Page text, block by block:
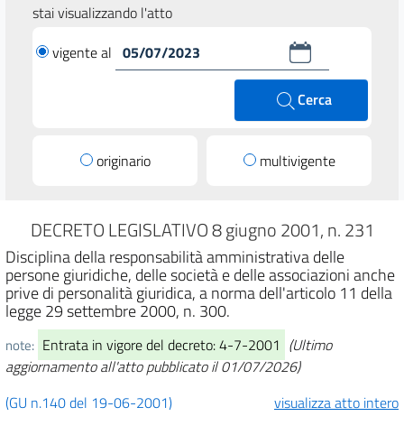
stai visualizzando l'atto
vigente al
Cerca
originario multivigente
DECRETO LEGISLATIVO 8 giugno 2001, n. 231
Disciplina della responsabilità amministrativa delle
persone giuridiche, delle società e delle associazioni anche
prive di personalità giuridica, a norma dell'articolo 11 della
legge 29 settembre 2000, n. 300.
note: Entrata in vigore del decreto: 4-7-2001 (Ultimo
aggiornamento all'atto pubblicato il 01/07/2026)
(GU n.140 del 19-06-2001)
visualizza atto intero